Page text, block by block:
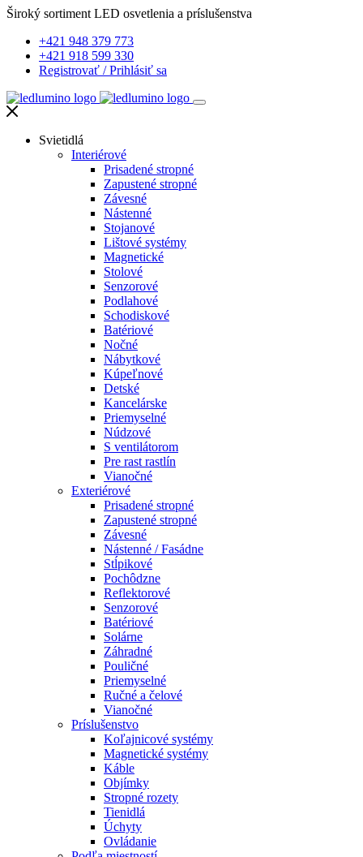
Široký sortiment LED osvetlenia a príslušenstva
+421 948 379 773
+421 918 599 330
Registrovať /Prihlásiť sa
Svietidlá
Interiérové
Prisadené stropné
Zapustené stropné
Závesné
Nástenné
Stojanové
Lištové systémy
Magnetické
Stolové
Senzorové
Podlahové
Schodiskové
Batériové
Nočné
Nábytkové
Kúpeľnové
Detské
Kancelárske
Priemyselné
Núdzové
S ventilátorom
Pre rast rastlín
Vianočné
Exteriérové
Prisadené stropné
Zapustené stropné
Závesné
Nástenné / Fasádne
Stĺpikové
Pochôdzne
Reflektorové
Senzorové
Batériové
Solárne
Záhradné
Pouličné
Priemyselné
Ručné a čelové
Vianočné
Príslušenstvo
Koľajnicové systémy
Magnetické systémy
Káble
Objímky
Stropné rozety
Tienidlá
Úchyty
Ovládanie